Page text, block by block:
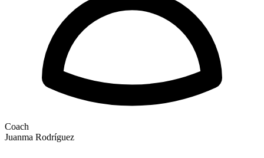
Coach
Juanma Rodríguez